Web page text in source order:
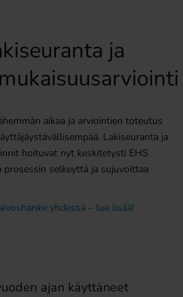
ja
aikaa ja arviointien toteutus
Lakiseuranta ja
hoituvat nyt keskitetysti EHS
prosessin selkeyttä ja sujuvoittaa
yhdessä – lue lisää!
ajan käyttäneet